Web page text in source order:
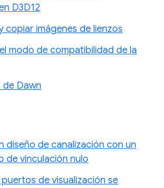
D3D12
copiar imágenes de lienzos
modo de compatibilidad de la
Dawn
diseño de canalización con un
de vinculación nulo
de visualización se